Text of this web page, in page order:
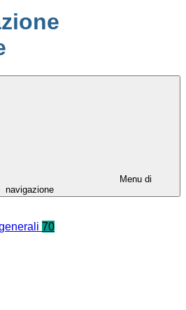
Menu di
navigazione
70